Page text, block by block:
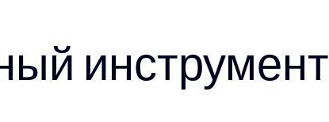
инструмент